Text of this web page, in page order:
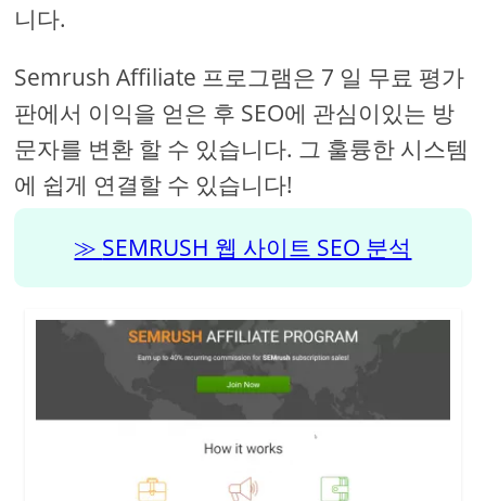
니다.
Semrush Affiliate 프로그램은 7 일 무료 평가
판에서 이익을 얻은 후 SEO에 관심이있는 방
문자를 변환 할 수 있습니다. 그 훌륭한 시스템
에 쉽게 연결할 수 있습니다!
SEMRUSH 웹 사이트 SEO 분석